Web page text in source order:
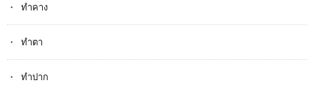
ทำคาง
ทำตา
ทำปาก